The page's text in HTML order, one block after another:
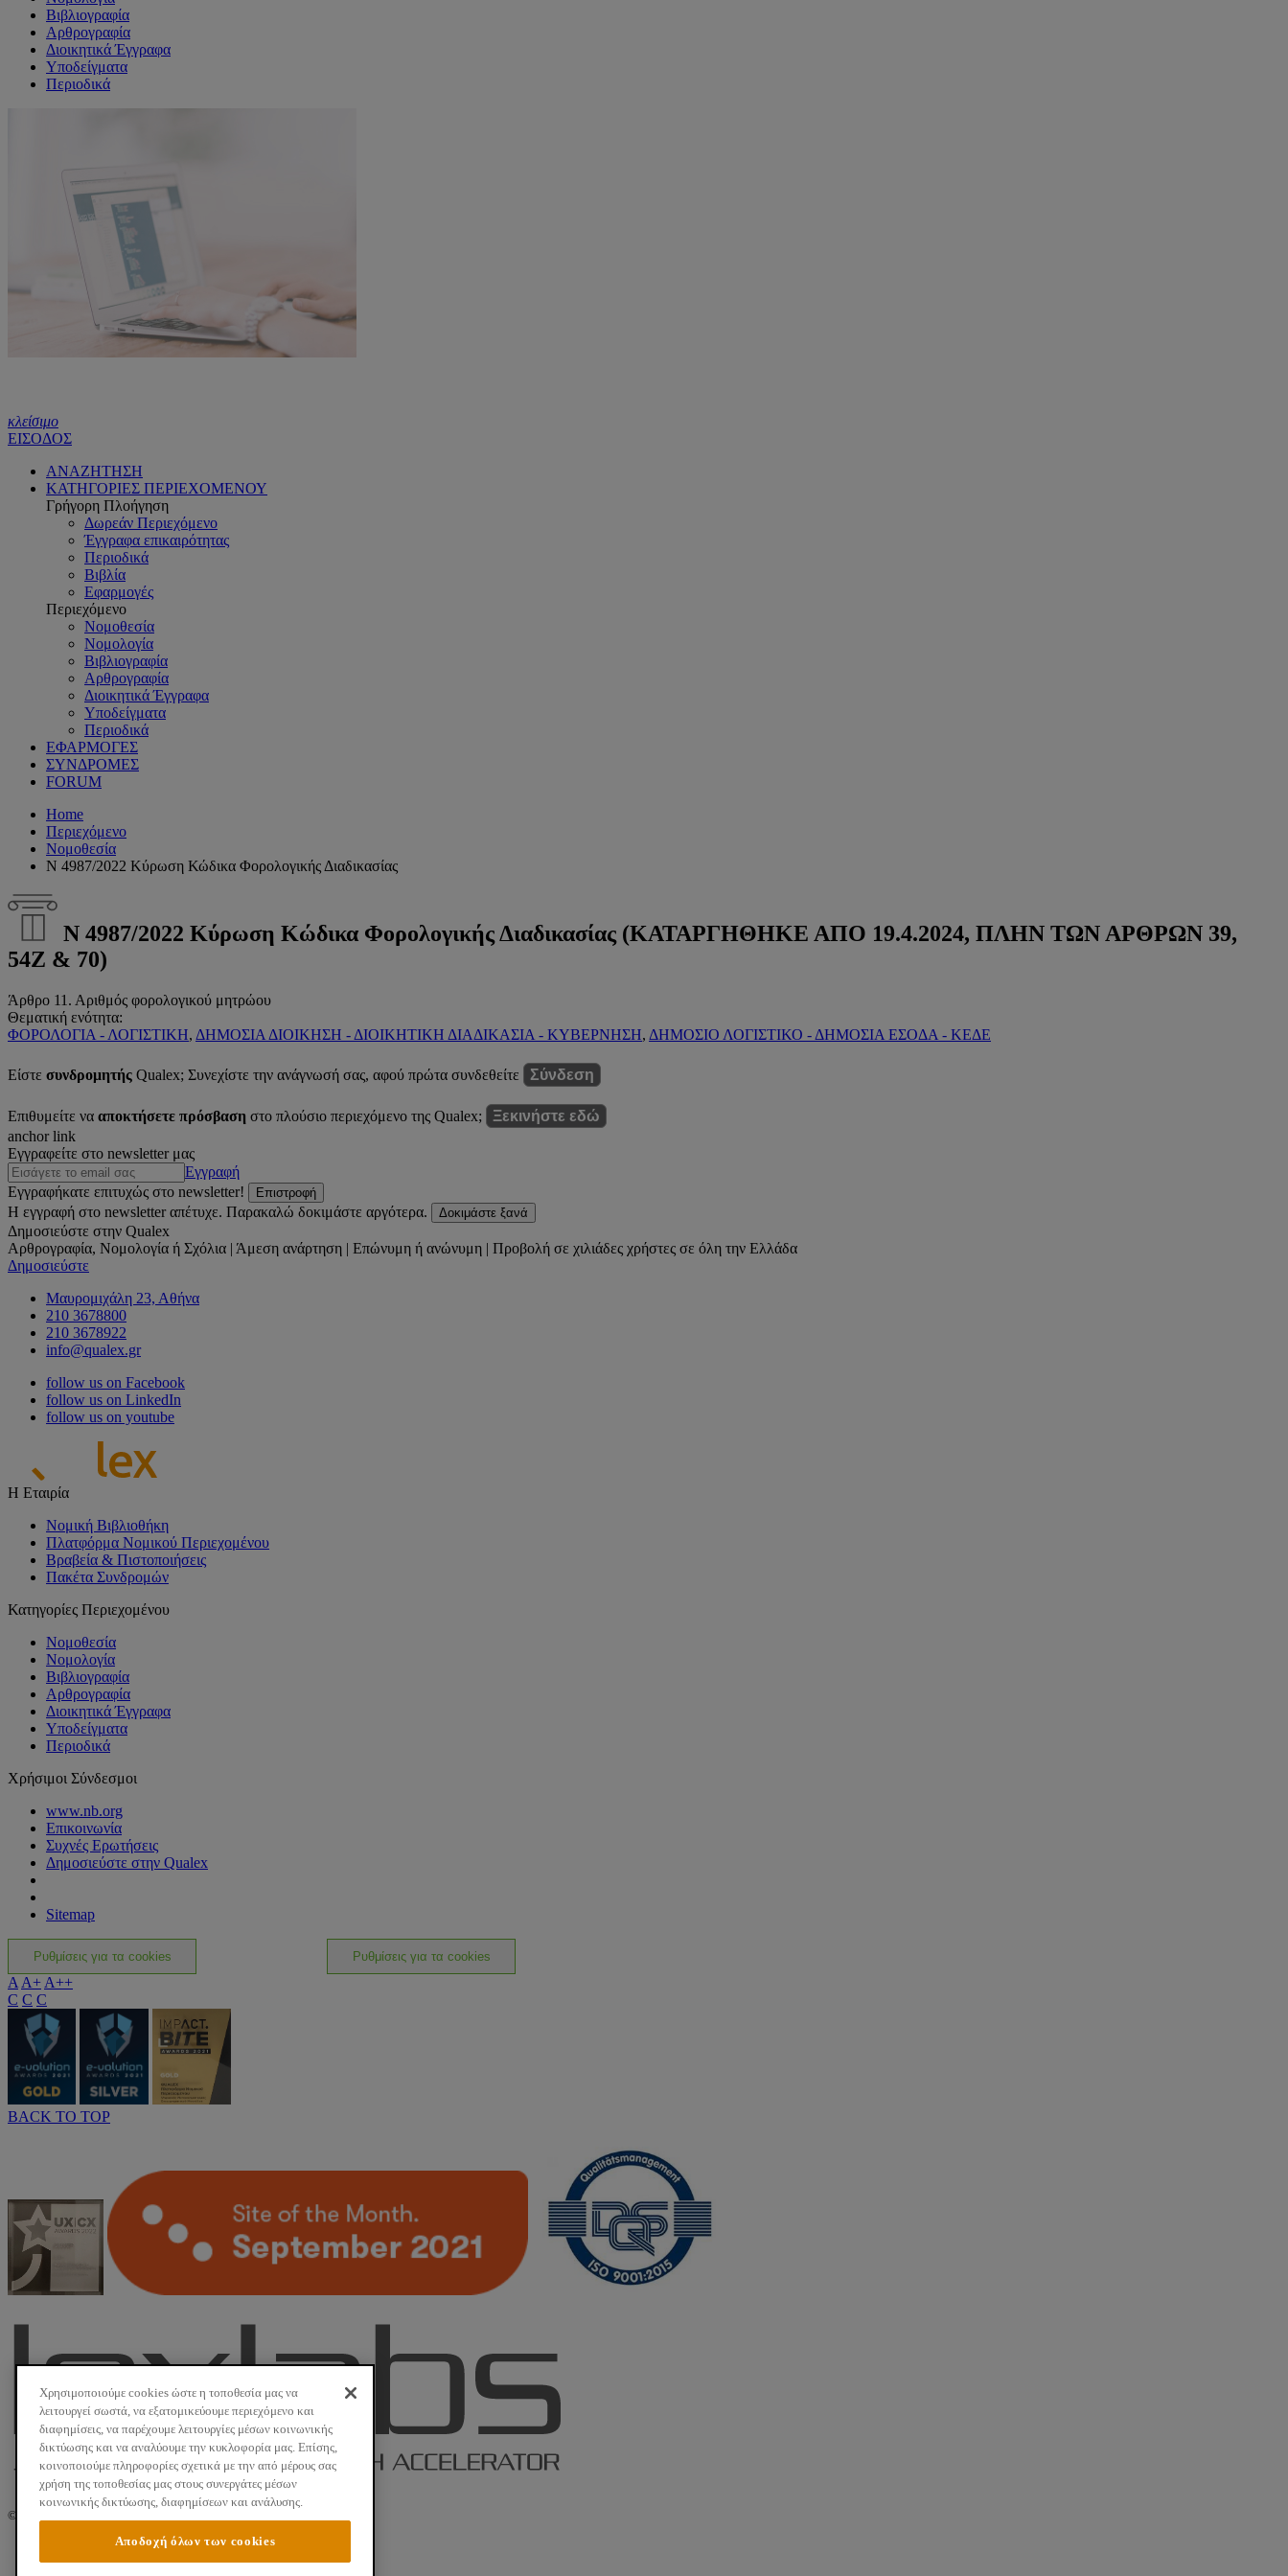
Βιβλιογραφία
Αρθρογραφία
Διοικητικά Έγγραφα
Υποδείγματα
Περιοδικά
κλείσιμο
ΕΙΣΟΔΟΣ
ΑΝΑΖΗΤΗΣΗ
ΚΑΤΗΓΟΡΙΕΣ ΠΕΡΙΕΧΟΜΕΝΟΥ
Γρήγορη Πλοήγηση
Δωρεάν Περιεχόμενο
Έγγραφα επικαιρότητας
Περιοδικά
Βιβλία
Εφαρμογές
Περιεχόμενο
Νομοθεσία
Νομολογία
Βιβλιογραφία
Αρθρογραφία
Διοικητικά Έγγραφα
Υποδείγματα
Περιοδικά
ΕΦΑΡΜΟΓΕΣ
ΣΥΝΔΡΟΜΕΣ
FORUM
Home
Περιεχόμενο
Νομοθεσία
Ν 4987/2022 Κύρωση Κώδικα Φορολογικής Διαδικασίας
Ν 4987/2022 Κύρωση Κώδικα Φορολογικής Διαδικασίας (ΚΑΤΑΡΓΗΘΗΚΕ ΑΠΟ 19.4.2024, ΠΛΗΝ ΤΩΝ ΑΡΘΡΩΝ 39,
54Ζ & 70)
Άρθρο 11. Αριθμός φορολογικού μητρώου
Θεματική ενότητα:
ΦΟΡΟΛΟΓΙΑ - ΛΟΓΙΣΤΙΚΗ, ΔΗΜΟΣΙΑ ΔΙΟΙΚΗΣΗ - ΔΙΟΙΚΗΤΙΚΗ ΔΙΑΔΙΚΑΣΙΑ - ΚΥΒΕΡΝΗΣΗ, ΔΗΜΟΣΙΟ ΛΟΓΙΣΤΙΚΟ - ΔΗΜΟΣΙΑ ΕΣΟΔΑ - ΚΕΔΕ
Είστε συνδρομητής Qualex; Συνεχίστε την ανάγνωσή σας, αφού πρώτα συνδεθείτε Σύνδεση
Επιθυμείτε να αποκτήσετε πρόσβαση στο πλούσιο περιεχόμενο της Qualex;
Ξεκινήστε εδώ
anchor link
Εγγραφείτε στο newsletter μας
Εγγραφή
Εγγραφήκατε επιτυχώς στο newsletter!
Επιστροφή
Η εγγραφή στο newsletter απέτυχε. Παρακαλώ δοκιμάστε αργότερα. Δοκιμάστε ξανά
Δημοσιεύστε στην Qualex
Αρθρογραφία, Νομολογία ή Σχόλια | Άμεση ανάρτηση | Επώνυμη ή ανώνυμη | Προβολή σε χιλιάδες χρήστες σε όλη την Ελλάδα
Δημοσιεύστε
Μαυρομιχάλη 23, Αθήνα
210 3678800
210 3678922
info@qualex.gr
follow us on Facebook
follow us on LinkedIn
follow us on youtube
Η Εταιρία
Νομική Βιβλιοθήκη
Πλατφόρμα Νομικού Περιεχομένου
Βραβεία & Πιστοποιήσεις
Πακέτα Συνδρομών
Κατηγορίες Περιεχομένου
Νομοθεσία
Νομολογία
Βιβλιογραφία
Αρθρογραφία
Διοικητικά Έγγραφα
Υποδείγματα
Περιοδικά
Χρήσιμοι Σύνδεσμοι
www.nb.org
Επικοινωνία
Συχνές Ερωτήσεις
Δημοσιεύστε στην Qualex
Sitemap
Ρυθμίσεις για τα cookies Ρυθμίσεις για τα cookies
A A+ A++
C C C
BACK TO TOP
©
2026 Νομική Βιβλιοθήκη. All Rights Reserved.
Χρησιμοποιούμε cookies ώστε η τοποθεσία μας να
λειτουργεί σωστά, να εξατομικεύουμε περιεχόμενο και
διαφημίσεις, να παρέχουμε λειτουργίες μέσων κοινωνικής
δικτύωσης και να αναλύουμε την κυκλοφορία μας. Επίσης,
κοινοποιούμε πληροφορίες σχετικά με την από μέρους σας
χρήση της τοποθεσίας μας στους συνεργάτες μέσων
κοινωνικής δικτύωσης, διαφημίσεων και ανάλυσης.
Αποδοχή όλων των cookies